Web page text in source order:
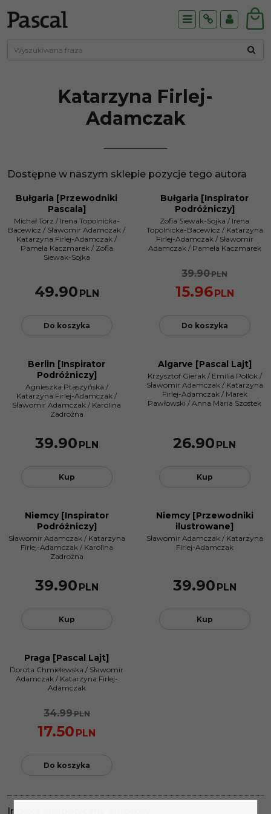
MenuInfoPanel
Katarzyna Firlej-
Adamczak
Dostępne w naszym sklepie pozycje tego autora
Bułgaria [Przewodniki
Pascala]
Michał Torz /Irena Topolnicka-
Bacewicz / Sławomir Adamczak /
Katarzyna Firlej-Adamczak /
Pamela Kaczmarek /Zofia
Siewak-Sojka
49.90 PLN
Do koszyka
PROMOCJA
Bułgaria [Inspirator
Podróżniczy]
Zofia Siewak-Sojka / Irena
Topolnicka-Bacewicz /Katarzyna
Firlej-Adamczak /Sławomir
Adamczak /Pamela Kaczmarek
39.90PLN
15.96PLN
Do koszyka
Berlin [Inspirator
Podróżniczy]
Agnieszka Ptaszyńska /
Katarzyna Firlej-Adamczak /
Sławomir Adamczak / Karolina
Zadrożna
39.90 PLN
Kup
Algarve [Pascal Lajt]
Krzysztof Gierak /Emilia Pollok /
Sławomir Adamczak /Katarzyna
Firlej-Adamczak /Marek
Pawłowski / Anna Maria Szostek
26.90 PLN
Kup
Niemcy [Inspirator
Podróżniczy]
Sławomir Adamczak /Katarzyna
Firlej-Adamczak /Karolina
Zadrożna
39.90 PLN
Kup
Niemcy [Przewodniki
ilustrowane]
Sławomir Adamczak /Katarzyna
Firlej-Adamczak
39.90 PLN
Kup
Praga [Pascal Lajt]
Dorota Chmielewska / Sławomir
Adamczak /Katarzyna Firlej-
Adamczak
34.99PLN
17.50 PLN
Do koszyka
Indeks alfabetyczny autorów